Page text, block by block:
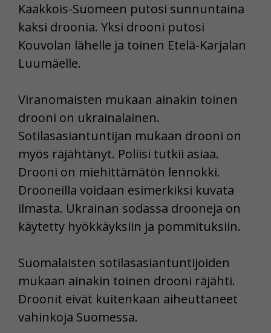
Kaakkois-Suomeen putosi sunnuntaina
kaksi droonia. Yksi drooni putosi
Kouvolan lähelle ja toinen Etelä-Karjalan
Luumäelle.
Viranomaisten mukaan ainakin toinen
drooni on ukrainalainen.
Sotilasasiantuntijan mukaan drooni on
myös räjähtänyt. Poliisi tutkii asiaa.
Drooni on miehittämätön lennokki.
Drooneilla voidaan esimerkiksi kuvata
ilmasta. Ukrainan sodassa drooneja on
käytetty hyökkäyksiin ja pommituksiin.
Suomalaisten sotilasasiantuntijoiden
mukaan ainakin toinen drooni räjähti.
Droonit eivät kuitenkaan aiheuttaneet
vahinkoja Suomessa.